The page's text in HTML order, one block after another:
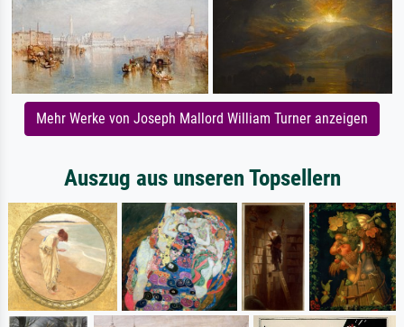
Mehr Werke von Joseph Mallord William Turner anzeigen
Auszug aus unseren Topsellern